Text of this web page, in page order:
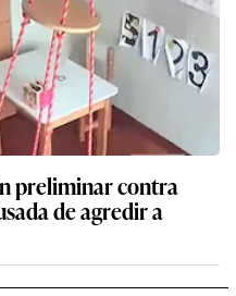
preliminar contra
de agredir a